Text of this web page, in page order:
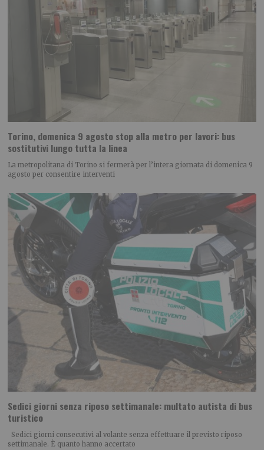
Torino, domenica 9 agosto stop alla metro per lavori: bus
sostitutivi lungo tutta la linea
La metropolitana di Torino si fermerà per l’intera giornata di domenica 9
agosto per consentire interventi
Sedici giorni senza riposo settimanale: multato autista di bus
turistico
Sedici giorni consecutivi al volante senza effettuare il previsto riposo
settimanale. È quanto hanno accertato